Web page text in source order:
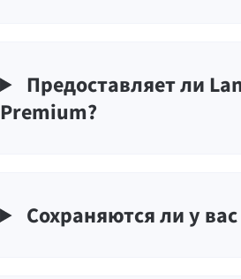
Предоставляет ли
Premium?
Сохраняются ли у